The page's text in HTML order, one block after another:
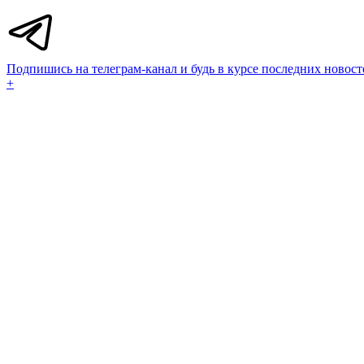
Подпишись на телеграм-канал и будь в курсе последних
+